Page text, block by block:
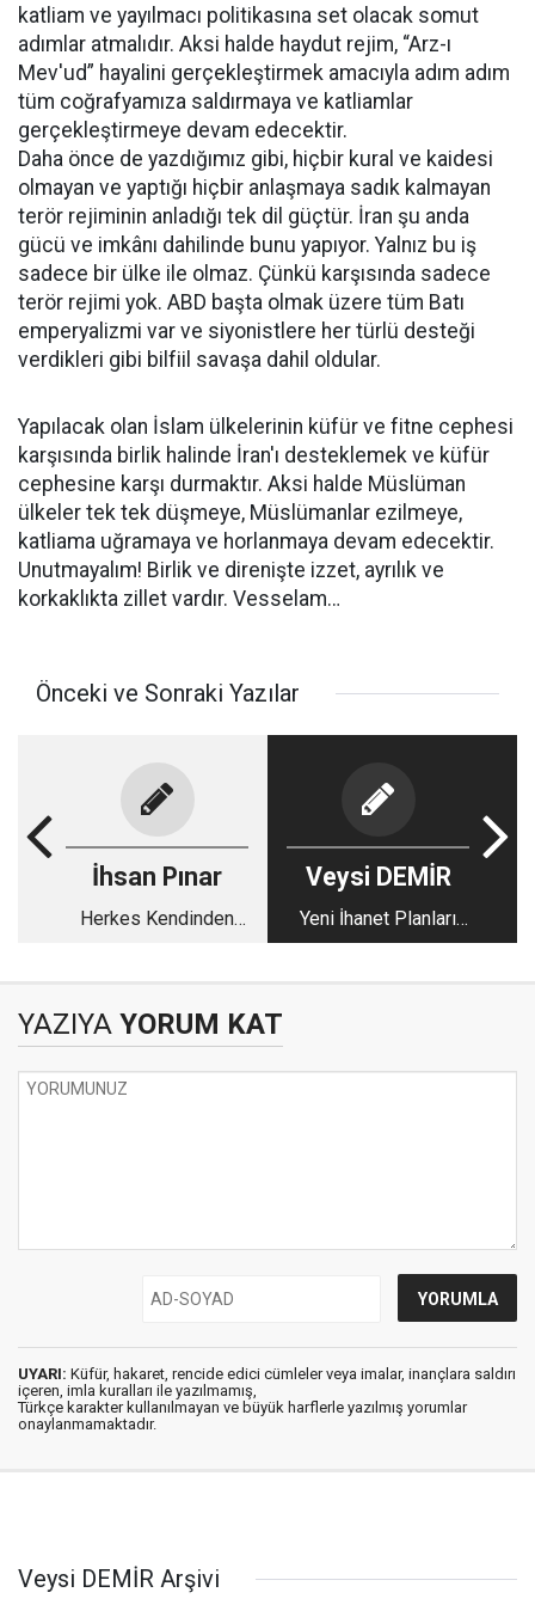
katliam ve yayılmacı politikasına set olacak somut
adımlar atmalıdır. Aksi halde haydut rejim, “Arz-ı
Mev'ud” hayalini gerçekleştirmek amacıyla adım adım
tüm coğrafyamıza saldırmaya ve katliamlar
gerçekleştirmeye devam edecektir.
Daha önce de yazdığımız gibi, hiçbir kural ve kaidesi
olmayan ve yaptığı hiçbir anlaşmaya sadık kalmayan
terör rejiminin anladığı tek dil güçtür. İran şu anda
gücü ve imkânı dahilinde bunu yapıyor. Yalnız bu iş
sadece bir ülke ile olmaz. Çünkü karşısında sadece
terör rejimi yok. ABD başta olmak üzere tüm Batı
emperyalizmi var ve siyonistlere her türlü desteği
verdikleri gibi bilfiil savaşa dahil oldular.
Yapılacak olan İslam ülkelerinin küfür ve fitne cephesi
karşısında birlik halinde İran'ı desteklemek ve küfür
cephesine karşı durmaktır. Aksi halde Müslüman
ülkeler tek tek düşmeye, Müslümanlar ezilmeye,
katliama uğramaya ve horlanmaya devam edecektir.
Unutmayalım! Birlik ve direnişte izzet, ayrılık ve
korkaklıkta zillet vardır. Vesselam…
Önceki ve Sonraki Yazılar
İhsan Pınar
Herkes Kendinden
Veysi DEMİR
Yeni İhanet Planları
Tezgahlanıyor!
YAZIYA YORUM KAT
UYARI: Küfür, hakaret, rencide edici cümleler veya imalar, inançlara saldırı
içeren, imla kuralları ile yazılmamış,
Türkçe karakter kullanılmayan ve büyük harflerle yazılmış yorumlar
onaylanmamaktadır.
Veysi DEMİR Arşivi